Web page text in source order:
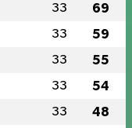
33 69
33 59
33 55
33 54
33 48